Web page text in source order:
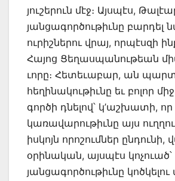
յուշերուն մէջ։ Այսպէս,
յան­ցագործութիւնը բարդել
ուրիշներու վրայ, որպէսզի
Հայոց Ցեղաս­պանութեան
ւորը։ Հետեւաբար, ան
հեղինակութիւնը եւ բոլոր
գործի դնելով՝ կ’աշխատի, որ
կառավարութիւնը այս
իսկոյն որոշումներ ընդունի,
օրի­նական, այսպէս կոչուած՝
յանցագործու­թիւնը